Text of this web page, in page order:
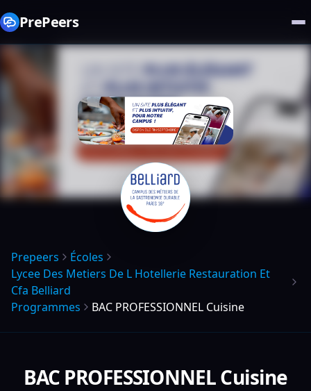
PrePeers
Prepeers
Écoles
Lycee Des Metiers De L Hotellerie Restauration Et
Cfa Belliard
Programmes
BAC PROFESSIONNEL Cuisine
BAC PROFESSIONNEL Cuisine